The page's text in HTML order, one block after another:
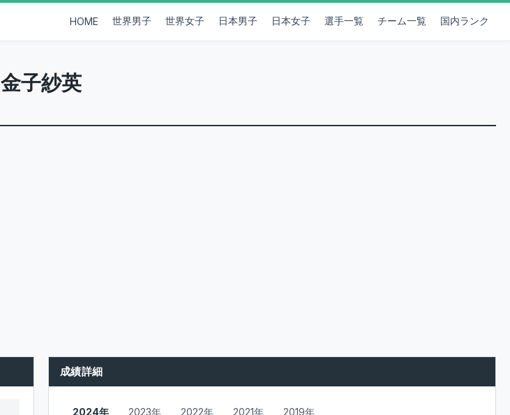
HOME 世界男子 世界女子 日本男子 日本女子 選手一覧 チーム一覧 国内ランク
金子紗英
成績詳細
2024年 2023年 2022年 2021年 2019年